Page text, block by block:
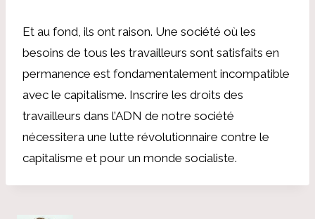
Et au fond, ils ont raison. Une société où les
besoins de tous les travailleurs sont satisfaits en
permanence est fondamentalement incompatible
avec le capitalisme. Inscrire les droits des
travailleurs dans l’ADN de notre société
nécessitera une lutte révolutionnaire contre le
capitalisme et pour un monde socialiste.